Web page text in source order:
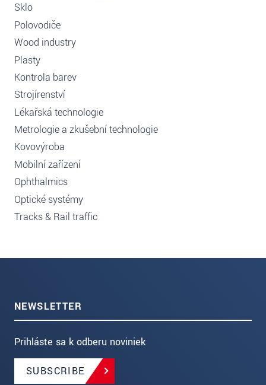
Sklo
Polovodiče
Wood industry
Plasty
Kontrola barev
Strojírenství
Lékařská technologie
Metrologie a zkušební technologie
Kovovýroba
Mobilní zařízení
Ophthalmics
Optické systémy
Tracks & Rail traffic
NEWSLETTER
Prihláste sa k odberu noviniek
SUBSCRIBE